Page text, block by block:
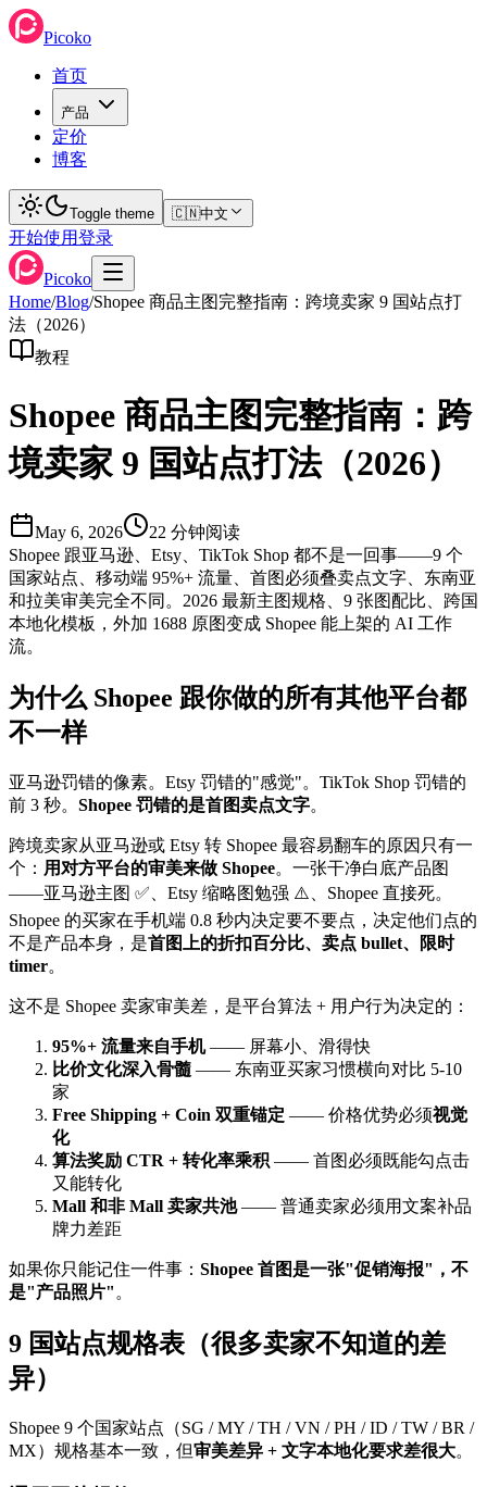
Picoko
首页
产品
定价
博客
Toggle theme 🇨🇳中文
开始使用登录
Picoko
Home/Blog/Shopee 商品主图完整指南：跨境卖家 9 国站点打
法（2026）
教程
Shopee 商品主图完整指南：跨
境卖家 9 国站点打法（2026）
May 6, 2026 22 分钟阅读
Shopee 跟亚马逊、Etsy、TikTok Shop 都不是一回事——9 个
国家站点、移动端 95%+ 流量、首图必须叠卖点文字、东南亚
和拉美审美完全不同。2026 最新主图规格、9 张图配比、跨国
本地化模板，外加 1688 原图变成 Shopee 能上架的 AI 工作
流。
为什么 Shopee 跟你做的所有其他平台都
不一样
亚马逊罚错的像素。Etsy 罚错的"感觉"。TikTok Shop 罚错的
前 3 秒。 Shopee 罚错的是首图卖点文字。
跨境卖家从亚马逊或 Etsy 转 Shopee 最容易翻车的原因只有一
个： 用对方平台的审美来做 Shopee。一张干净白底产品图
——亚马逊主图 ✅、Etsy 缩略图勉强 ⚠️、Shopee 直接死。
Shopee 的买家在手机端 0.8 秒内决定要不要点，决定他们点的
不是产品本身，是首图上的折扣百分比、卖点 bullet、限时
timer。
这不是 Shopee 卖家审美差，是平台算法 + 用户行为决定的：
95%+ 流量来自手机—— 屏幕小、滑得快
比价文化深入骨髓 —— 东南亚买家习惯横向对比 5-10
家
Free Shipping + Coin 双重锚定 —— 价格优势必须视觉
化
算法奖励 CTR + 转化率乘积 —— 首图必须既能勾点击
又能转化
Mall 和非 Mall 卖家共池—— 普通卖家必须用文案补品
牌力差距
如果你只能记住一件事： Shopee 首图是一张"促销海报"，不
是"产品照片" 。
9 国站点规格表（很多卖家不知道的差
异）
Shopee 9 个国家站点（SG / MY / TH / VN / PH / ID / TW / BR /
MX）规格基本一致，但审美差异 + 文字本地化要求差很大。